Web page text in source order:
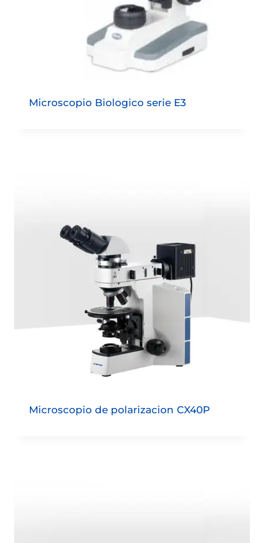
Microscopio Biologico serie E3
Microscopio de polarizacion CX40P